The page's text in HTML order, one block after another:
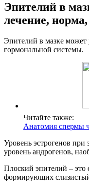
Эпителий в
лечение,
Эпителий в мазке может
гормональной системы.
Читайте также:
Анатомия спермы
Уровень эстрогенов при
уровень андрогенов,
Плоский эпителий – это
формирующих